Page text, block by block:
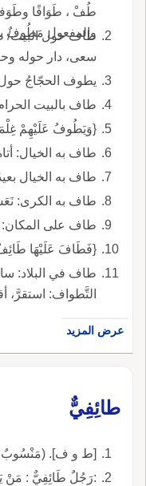
طُفْ ، طَوَافًا
والمفعول مَطُوفٌ
طاف حول البيت/
سعى، دار حوله
يطوف الحجّاجُ حول
طاف بالبيت
{وَيَطُوفُ عَلَيْهِمْ
طاف به الخيال:
طاف به الخيال
طاف به الكرى:
طاف على المكان:
{فَطَافَ عَلَيْهَا
طاف في البلاد:
التَّطواف: استقرَّ،
عرض المزيد
طائِفِيٌّ
[ط و ف]. (مَنْسُوبٌ
:رَجُلٌ طَائِفِيٌّ : مَنْ